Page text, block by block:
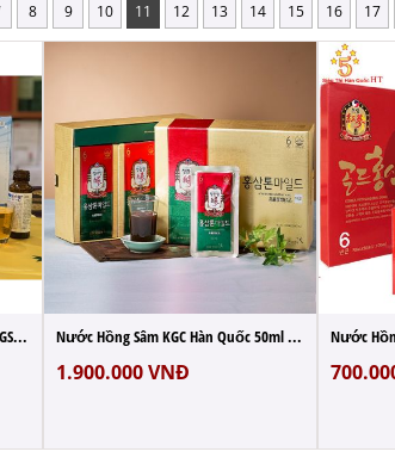
8 9 10 11 12 13 14 15 16 17
Nước Uống Chống Say Tàu Xe DONGSUNG Hàn Q... Nước Hồng Sâm KGC Hàn Quốc 50ml x 30 Gói ...
1.900.000VNĐ